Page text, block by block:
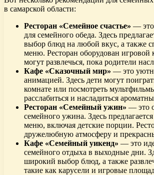
в самарской области:
Ресторан «Семейное счастье» — это
для семейного обеда. Здесь
выбор блюд на любой вкус, а также
меню. Ресторан оборудован игровой
могут развлечься, пока родители
Кафе «Сказочный мир» — это
анимацией. Здесь дети могут
комнате или посмотреть
расслабиться и насладиться
Ресторан «Семейный ужин» — это
семейного ужина. Здесь
меню, включая детские порции.
дружелюбную атмосферу и
Кафе «Семейный уикенд» — это
семейного отдыха в выходные дни.
широкий выбор блюд, а также
такие как карусели и игровые